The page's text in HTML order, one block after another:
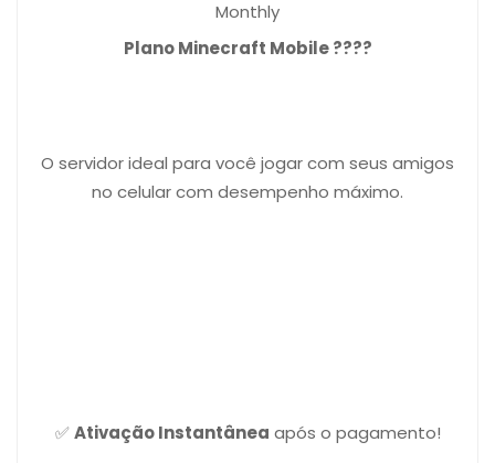
Monthly
Plano Minecraft Mobile ????
O servidor ideal para você jogar com seus amigos
no celular com desempenho máximo.
✅Ativação Instantânea após o pagamento!